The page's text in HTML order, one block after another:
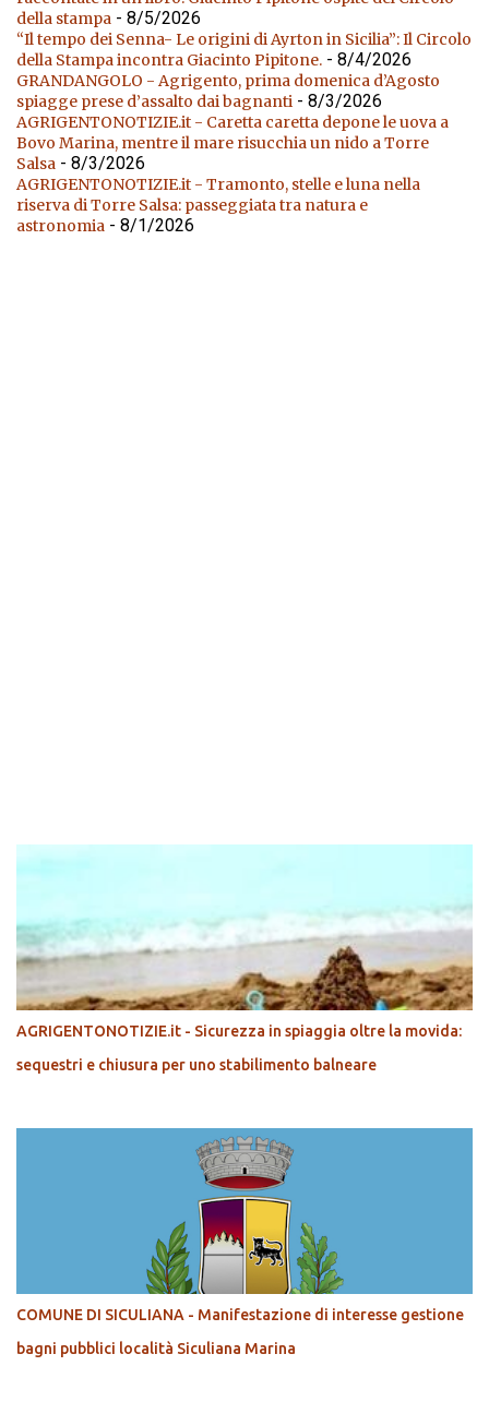
della stampa - 8/5/2026
“Il tempo dei Senna- Le origini di Ayrton in Sicilia”: Il Circolo
della Stampa incontra Giacinto Pipitone. - 8/4/2026
GRANDANGOLO - Agrigento, prima domenica d’Agosto
spiagge prese d’assalto dai bagnanti - 8/3/2026
AGRIGENTONOTIZIE.it - Caretta caretta depone le uova a
Bovo Marina, mentre il mare risucchia un nido a Torre
Salsa - 8/3/2026
AGRIGENTONOTIZIE.it - Tramonto, stelle e luna nella
riserva di Torre Salsa: passeggiata tra natura e
astronomia - 8/1/2026
AGRIGENTONOTIZIE.it - Sicurezza in spiaggia oltre la movida:
sequestri e chiusura per uno stabilimento balneare
COMUNE DI SICULIANA - Manifestazione di interesse gestione
bagni pubblici località Siculiana Marina